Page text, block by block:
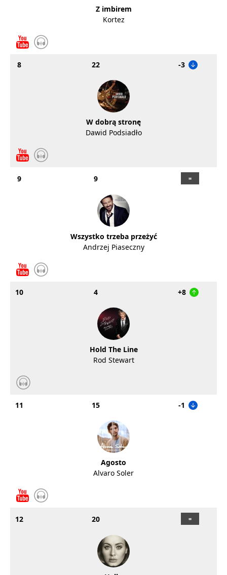
Z imbirem
Kortez
8 22 -3
W dobrą stronę
Dawid Podsiadło
9 9
Wszystko trzeba przeżyć
Andrzej Piaseczny
10 4 +8
Hold The Line
Rod Stewart
11 15 -1
Agosto
Alvaro Soler
12 20